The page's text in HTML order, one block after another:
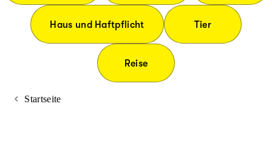
Haus und Haftpflicht Tier
Reise
Startseite